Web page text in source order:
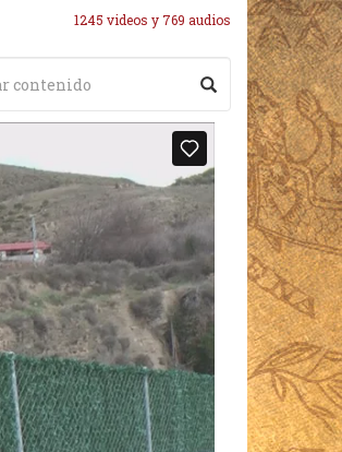
1245 videos y 769 audios